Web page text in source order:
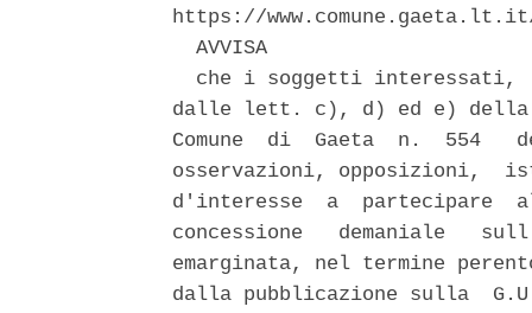
https://
  AVVISA
che i soggetti interessati,
dalle lett. c), d) ed e) della
Comune  di  Gaeta  n.  554
osservazioni, opposizioni,
d'interesse  a  partecipare
concessione   demaniale
emarginata, nel termine
dalla pubblicazione sulla